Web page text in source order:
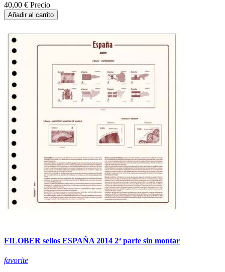
40,00 € Precio
Añadir al carrito
FILOBER sellos ESPAÑA 2014 2ª parte sin montar
favorite